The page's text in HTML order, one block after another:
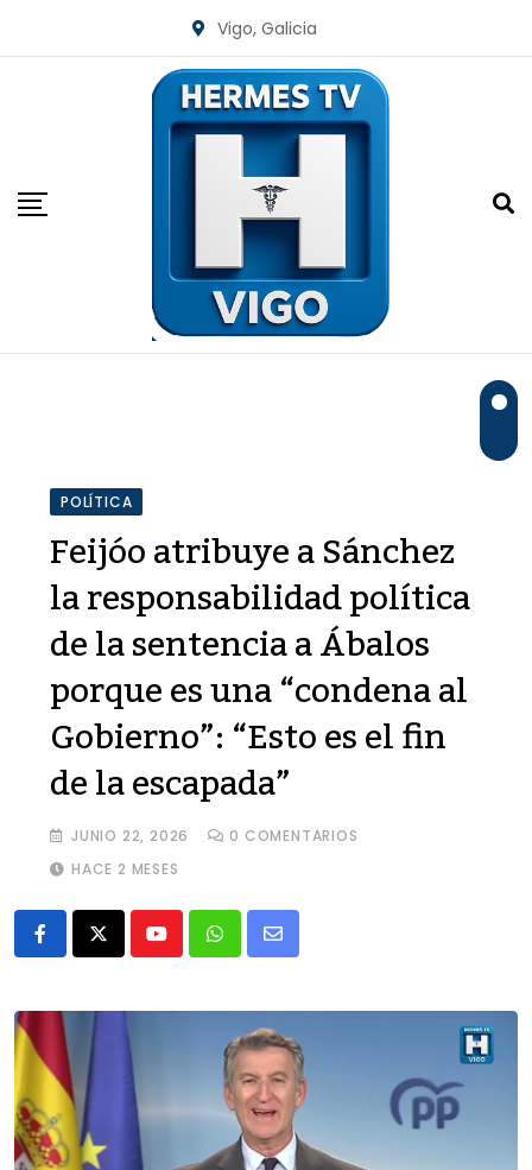
Vigo, Galicia
POLÍTICA
Feijóo atribuye a Sánchez
la responsabilidad política
de la sentencia a Ábalos
porque es una “condena al
Gobierno”: “Esto es el fin
de la escapada”
JUNIO 22, 2026 0 COMENTARIOS
HACE 2 MESES
YoutubeWhatsapp
Share
Email